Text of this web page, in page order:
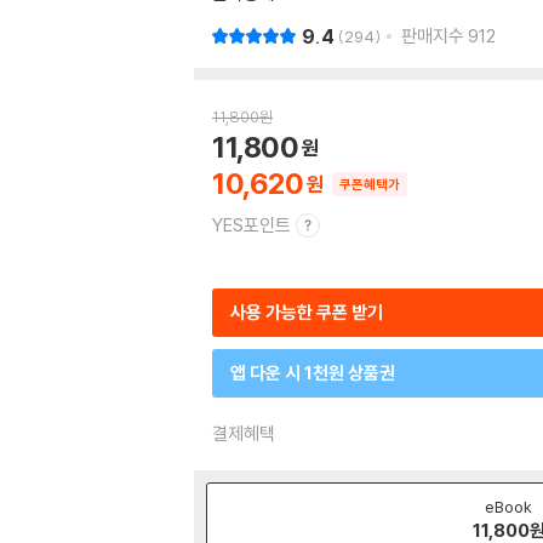
9.4 294 판매지수 912
11,800원
10,620
11,800
쿠폰혜택가
YES포인트
사용 가능한 쿠폰 받기
앱 다운 시 1천원 상품권
결제혜택
eBook
11,800